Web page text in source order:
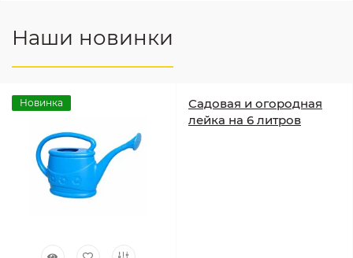
Наши новинки
Новинка
Садовая и огородная
лейка на 6 литров